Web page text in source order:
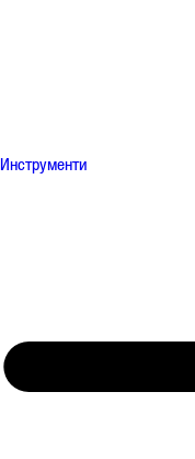
Инструменти